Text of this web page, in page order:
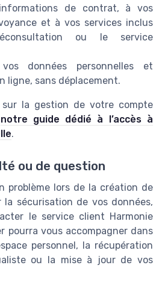
de contrat, à vos
et à vos services inclus
ou le service
données personnelles et
ligne, sans déplacement.
la gestion de votre compte
notre guide dédié à l’accès à
.
ou de question
problème lors de la création de
sécurisation de vos données,
le service client Harmonie
pourra vous accompagner dans
personnel, la récupération
ou la mise à jour de vos